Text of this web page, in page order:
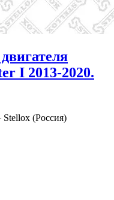
I 2013-2020.
(Россия)